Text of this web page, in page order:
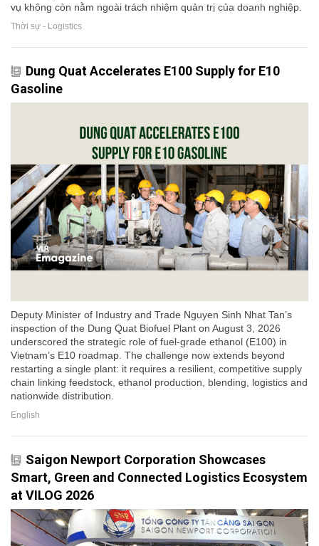
vụ không còn nằm ngoài trách nhiệm quản trị của doanh nghiệp.
Thời sự - Logistics
Dung Quat Accelerates E100 Supply for E10
Gasoline
Deputy Minister of Industry and Trade Nguyen Sinh Nhat Tan’s
inspection of the Dung Quat Biofuel Plant on August 3, 2026
underscored the strategic role of fuel-grade ethanol (E100) in
Vietnam’s E10 roadmap. The challenge now extends beyond
restarting a single plant: it requires a resilient, competitive supply
chain linking feedstock, ethanol production, blending, logistics and
nationwide distribution.
English
Saigon Newport Corporation Showcases
Smart, Green and Connected Logistics Ecosystem
at VILOG 2026